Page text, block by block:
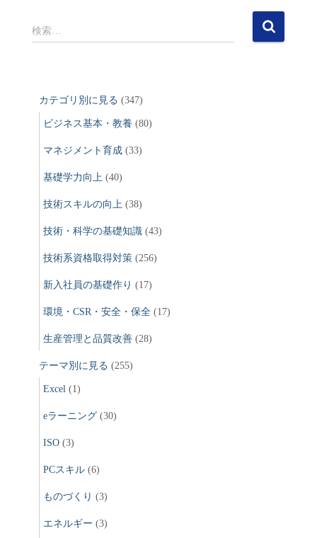
検
索
検索…
カテゴリ別に見る (347)
ビジネス基本・教養 (80)
マネジメント育成 (33)
基礎学力向上 (40)
技術スキルの向上 (38)
技術・科学の基礎知識 (43)
技術系資格取得対策 (256)
新入社員の基礎作り (17)
環境・CSR・安全・保全 (17)
生産管理と品質改善 (28)
テーマ別に見る (255)
Excel (1)
eラーニング (30)
ISO (3)
PCスキル (6)
ものづくり (3)
エネルギー (3)